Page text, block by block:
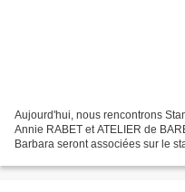
Aujourd'hui, nous rencontrons
Annie RABET et ATELIER de
Barbara seront associées sur le